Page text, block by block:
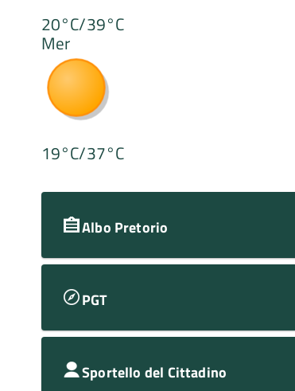
20°C/39°C
Mer
19°C/37°C
Albo Pretorio
PGT
Sportello del Cittadino